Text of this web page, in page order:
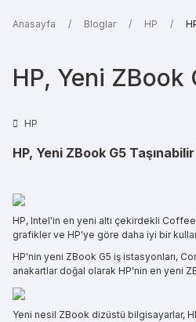
Anasayfa Bloglar HP
HP, Yeni ZBook
HP
HP, Yeni ZBook G5
HP, Intel'in en yeni altı çekirdekli Coffee
grafikler ve HP'ye göre daha iyi bir
HP'nin yeni ZBook G5 iş istasyonları,
anakartlar doğal olarak HP'nin en yeni
Yeni nesil ZBook dizüstü bilgisayarlar,